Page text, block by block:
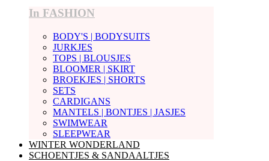
In FASHION
BODY'S | BODYSUITS
JURKJES
TOPS | BLOUSJES
BLOOMER | SKIRT
BROEKJES | SHORTS
SETS
CARDIGANS
MANTELS | BONTJES | JASJES
SWIMWEAR
SLEEPWEAR
WINTER WONDERLAND
SCHOENTJES & SANDAALTJES